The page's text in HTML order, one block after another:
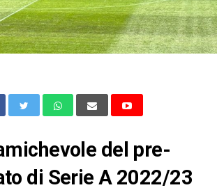
del pre-
di Serie A 2022/23